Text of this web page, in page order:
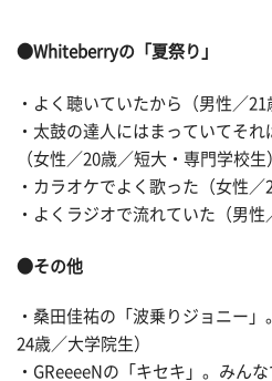
●Whiteberryの「夏祭り」
・よく聴いていたから（男性／21
・太鼓の達人にはまっていてそ
（女性／20歳／短大・専門学校生
・カラオケでよく歌った（女性／
・よくラジオで流れていた（男性
●その他
・桑田佳祐の「波乗りジョニー
24歳／大学院生）
・GReeeeNの「キセキ」。みん